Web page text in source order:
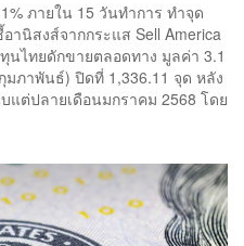
ภายใน 15 วันทำการ ทำจุด
านิสงส์จากกระแส Sell America
ไทยดักขายตลอดทาง มูลค่า 3.1
าพันธ์) ปิดที่ 1,336.11 จุด หลัง
แต่ปลายเดือนมกราคม 2568 โดย